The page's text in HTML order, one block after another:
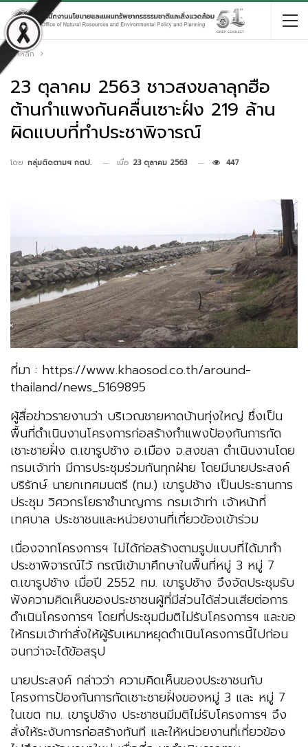
หน้าหลัก
23 ตุลาคม 2563 ชาวสงขลาลุกฮือ
ต้านกำแพงกันคลื่นเซาะฝั่ง 219 ล้าน
ผิดแบบที่ทำประชาพิจารณ์
โดย กลุ่มติดตามฯ กตป. เมื่อ 23 ตุลาคม 2563 447
ที่มา : https://www.khaosod.co.th/around-
thailand/news_5169895
ผู้สื่อข่าวรายงานว่า บริเวณชายหาดบ้านทุ่งใหญ่ ซึ่งเป็น
พื้นที่ดำเนินงานโครงการก่อสร้างกำแพงป้องกันการกัด
เซาะชายฝั่ง ต.เขารูปช้าง อ.เมือง จ.สงขลา ดำเนินงานโดย
กรมเจ้าท่า มีการประชุมร่วมกันทุกฝ่าย โดยมีนายประสงค์
บริรักษ์ นายกเทศมนตรี (ทม.) เขารูปช้าง เป็นประธานการ
ประชุม วิศวกรโยธาชำนาญการ กรมเจ้าท่า เจ้าหน้าที่
เทศบาล ประชาชนและหน่วยงานที่เกี่ยวข้องเข้าร่วม
เนื่องจากโครงการฯ ไม่ได้ก่อสร้างตามรูปแบบที่ได้มาทำ
ประชาพิจารณ์ไว้ กรณีเข้ามาศึกษาในพื้นที่หมู่ 3 หมู่ 7
ต.เขารูปช้าง เมื่อปี 2552 ทม. เขารูปช้าง จึงจัดประชุมรับ
ฟังความคิดเห็นของประชาชนผู้ที่มีส่วนได้ส่วนเสียต่อการ
ดำเนินโครงการฯ โดยที่ประชุมมีมติไม่รับโครงการฯ และขอ
ให้กรมเจ้าท่าสั่งให้ผู้รับเหมาหยุดดำเนินโครงการนี้ไปก่อน
จนกว่าจะได้ข้อสรุป
นายประสงค์ กล่าวว่า ความคิดเห็นของประชาชนกับ
โครงการป้องกันการกัดเซาะชายฝั่งของหมู่ 3 และ หมู่ 7
ในเขต ทม. เขารูปช้าง ประชาชนมีมติไม่รับโครงการฯ จึง
สั่งให้ระงับการก่อสร้างทันที และให้หน่วยงานที่เกี่ยวข้อง